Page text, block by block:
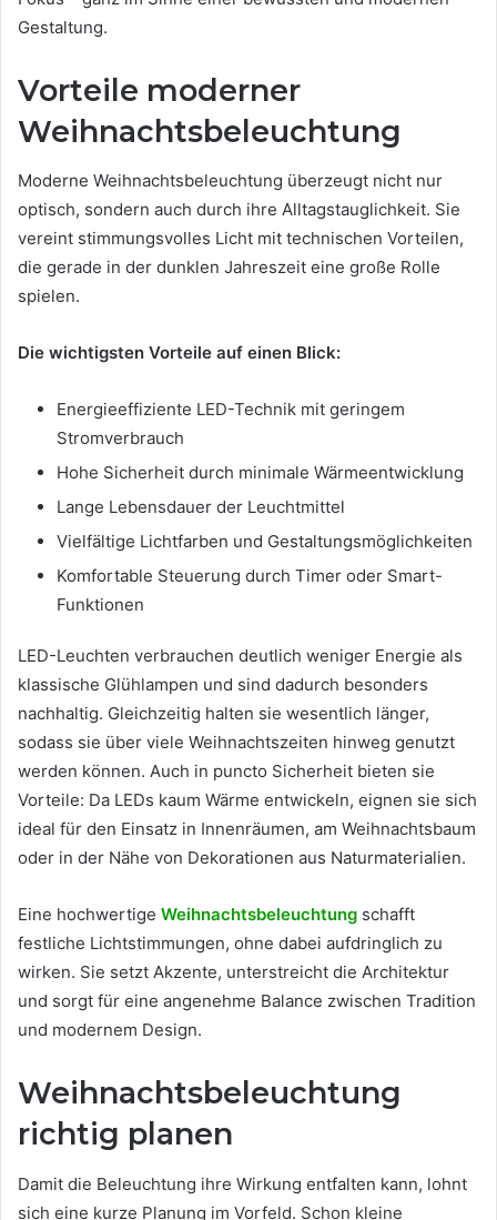
Gestaltung.
Vorteile moderner
Weihnachtsbeleuchtung
Moderne Weihnachtsbeleuchtung überzeugt nicht nur
optisch, sondern auch durch ihre Alltagstauglichkeit. Sie
vereint stimmungsvolles Licht mit technischen Vorteilen,
die gerade in der dunklen Jahreszeit eine große Rolle
spielen.
Die wichtigsten Vorteile auf einen Blick:
Energieeffiziente LED-Technik mit geringem
Stromverbrauch
Hohe Sicherheit durch minimale Wärmeentwicklung
Lange Lebensdauer der Leuchtmittel
Vielfältige Lichtfarben und Gestaltungsmöglichkeiten
Komfortable Steuerung durch Timer oder Smart-
Funktionen
LED-Leuchten verbrauchen deutlich weniger Energie als
klassische Glühlampen und sind dadurch besonders
nachhaltig. Gleichzeitig halten sie wesentlich länger,
sodass sie über viele Weihnachtszeiten hinweg genutzt
werden können. Auch in puncto Sicherheit bieten sie
Vorteile: Da LEDs kaum Wärme entwickeln, eignen sie sich
ideal für den Einsatz in Innenräumen, am Weihnachtsbaum
oder in der Nähe von Dekorationen aus Naturmaterialien.
Eine hochwertige Weihnachtsbeleuchtung schafft
festliche Lichtstimmungen, ohne dabei aufdringlich zu
wirken. Sie setzt Akzente, unterstreicht die Architektur
und sorgt für eine angenehme Balance zwischen Tradition
und modernem Design.
Weihnachtsbeleuchtung
richtig planen
Damit die Beleuchtung ihre Wirkung entfalten kann, lohnt
sich eine kurze Planung im Vorfeld. Schon kleine